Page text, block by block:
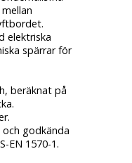
elektriska
spärrar för
beräknat på
godkända
EN 1570-1.